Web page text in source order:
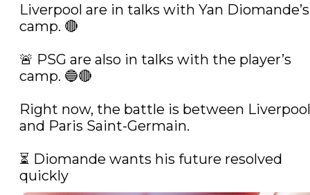
Liverpool are in talks with Yan Diomande’s
camp. 🔴
🚨 PSG are also in talks with the player’s
camp. 🔵🔴
Right now, the battle is between Liverpool
and Paris Saint-Germain.
⏳ Diomande wants his future resolved
quickly